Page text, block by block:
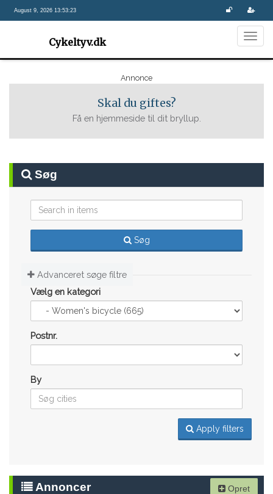
August 9, 2026 13:53:23
Cykeltyv.dk
Annonce
Skal du giftes?
Få en hjemmeside til dit bryllup.
Søg
Søg
Advanceret søge filtre
Vælg en kategori
Postnr.
By
Apply filters
Annoncer Opret